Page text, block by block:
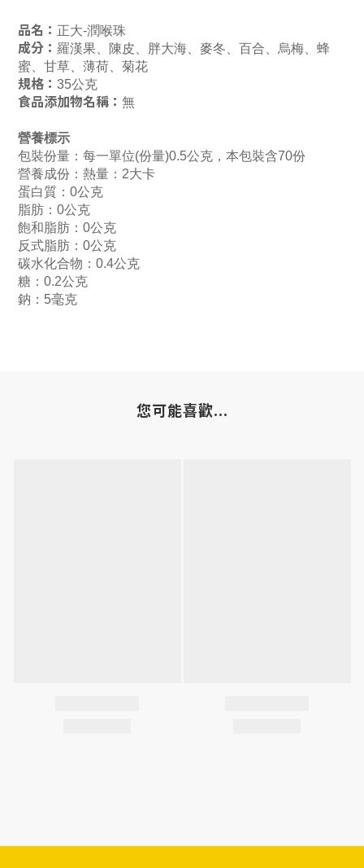
品名： 正大-潤喉珠
成分： 羅漢果、陳皮、胖大海、麥冬、百合、烏梅、蜂
蜜、甘草、薄荷、菊花
規格： 35公克
食品添加物名稱： 無
營養標示
包裝份量：每一單位(份量)0.5公克，本包裝含70份
營養成份：熱量：2大卡
蛋白質：0公克
脂肪：0公克
飽和脂肪：0公克
反式脂肪：0公克
碳水化合物：0.4公克
糖：0.2公克
鈉：5毫克
您可能喜歡...